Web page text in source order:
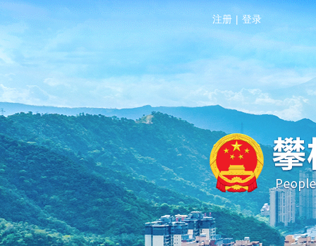
注册 | 登录